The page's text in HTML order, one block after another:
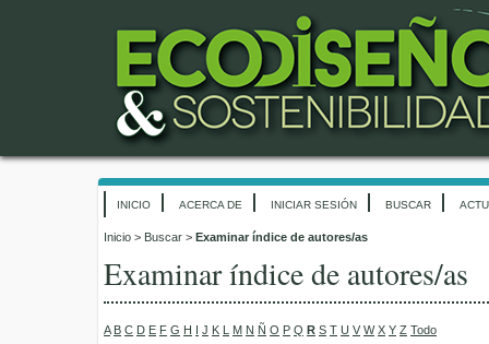
INICIO ACERCA DE INICIAR SESIÓN BUSCAR
Inicio > Buscar > Examinar índice de autores/as
Examinar índice de autores/as
A B C D E F G H I J K L M N Ñ O P Q R S T U V W X Y Z Todo